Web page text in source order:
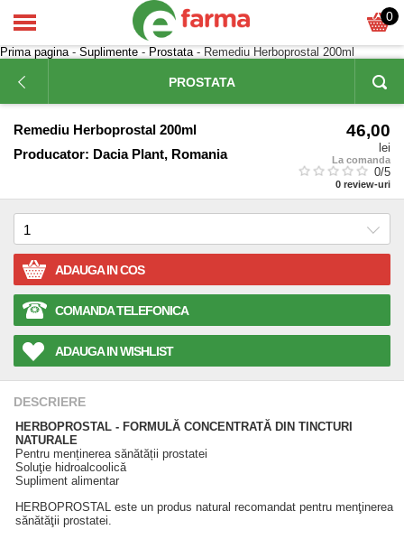
0
Prima pagina- Suplimente - Prostata- Remediu Herboprostal 200ml
PROSTATA
Remediu Herboprostal 200ml
Producator: Dacia Plant, Romania
46,00
lei
La comanda
0/5
0 review-uri
ADAUGA IN COS
COMANDA TELEFONICA
ADAUGA IN WISHLIST
DESCRIERE
HERBOPROSTAL - FORMULĂ CONCENTRATĂ DIN TINCTURI
NATURALE
Pentru menținerea sănătății prostatei
Soluţie hidroalcoolică
Supliment alimentar
HERBOPROSTAL este un produs natural recomandat pentru menţinerea
sănătăţii prostatei.